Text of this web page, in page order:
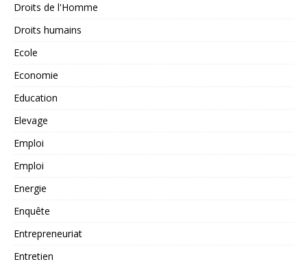
Droits de l'Homme
Droits humains
Ecole
Economie
Education
Elevage
Emploi
Emploi
Energie
Enquête
Entrepreneuriat
Entretien